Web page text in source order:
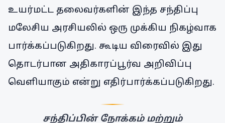
உயர்மட்ட தலைவர்களின் இந்த சந்திப்பு
மலேசிய அரசியலில் ஒரு முக்கிய நிகழ்வாக
பார்க்கப்படுகிறது. கூடிய விரைவில் இது
தொடர்பான அதிகாரப்பூர்வ அறிவிப்பு
வெளியாகும் என்று எதிர்பார்க்கப்படுகிறது.
சந்திப்பின் நோக்கம் மற்றும்